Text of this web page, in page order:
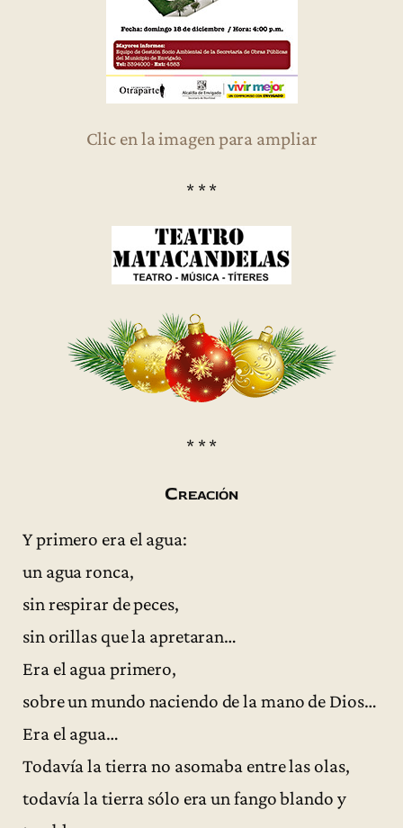
Clic en la imagen para ampliar
* * *
* * *
Creación
Y primero era el agua:
un agua ronca,
sin respirar de peces,
sin orillas que la apretaran…
Era el agua primero,
sobre un mundo naciendo de la mano de Dios…
Era el agua…
Todavía la tierra no asomaba entre las olas,
todavía la tierra sólo era un fango blando y